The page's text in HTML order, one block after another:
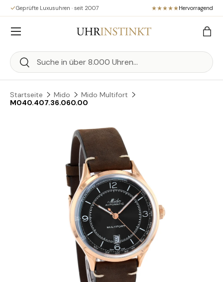
Direkt zum Inhalt
Geprüfte Luxusuhren · seit 2007 Hervorragend
Suchen
Suchen
Menü
Startseite Mido
Mido Multifort
M040.407.36.060.00
Zu Produktinformationen springen